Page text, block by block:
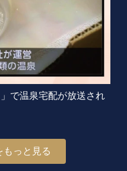
で温泉宅配が放送され
もっと見る